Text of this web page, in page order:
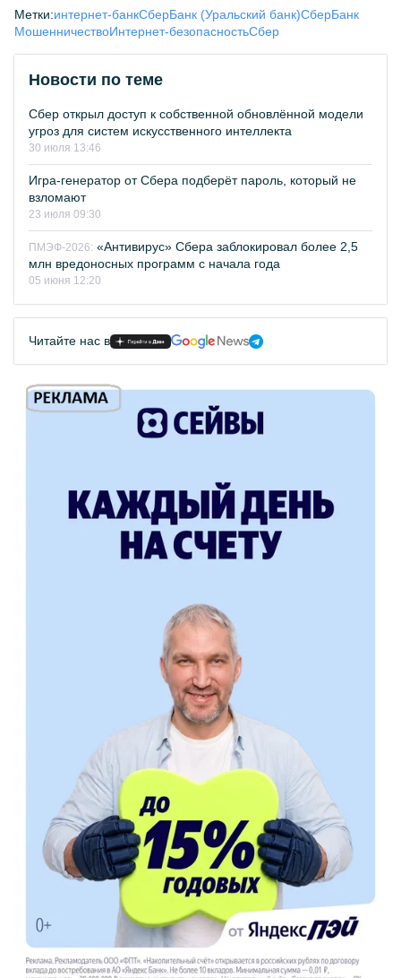
Метки:интернет-банкСберБанк (Уральский банк)СберБанк
МошенничествоИнтернет-безопасностьСбер
Новости по теме
Сбер открыл доступ к собственной обновлённой модели
угроз для систем искусственного интеллекта
30 июля 13:46
Игра-генератор от Сбера подберёт пароль, который не
взломают
23 июля 09:30
ПМЭФ-2026: «Антивирус» Сбера заблокировал более 2,5
млн вредоносных программ с начала года
05 июня 12:20
Читайте нас в